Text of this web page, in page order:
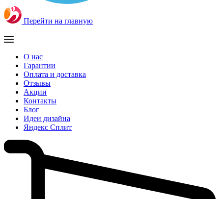
Перейти на главную
О нас
Гарантии
Оплата и доставка
Отзывы
Акции
Контакты
Блог
Идеи дизайна
Яндекс Сплит